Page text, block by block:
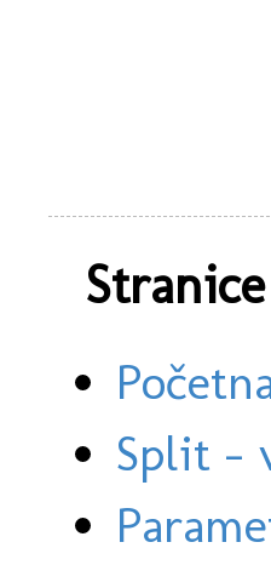
Stranice
Split -